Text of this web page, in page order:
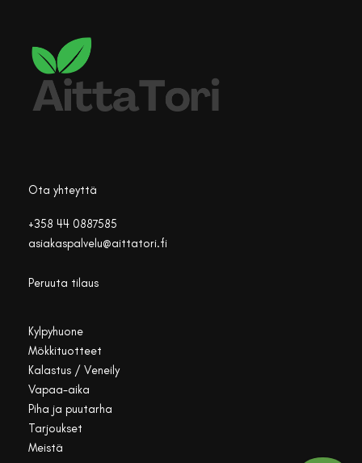
Ota yhteyttä
+358 44 0887585
asiakaspalvelu@aittatori.fi
Peruuta tilaus
Kylpyhuone
Mökkituotteet
Kalastus / Veneily
Vapaa-aika
Piha ja puutarha
Tarjoukset
Meistä